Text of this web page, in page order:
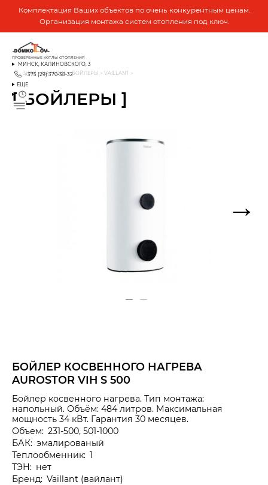
Комплектация Ваших объектов по очень конкурентным ценам.
Организация монтажа систем отопления под ключ.
ПРОВЕРЕННЫЕ КОТЛЫ ОТОПЛЕНИЯ
МИНСК, КАЛИНОВСКОГО, 3
+375 (29) 370-38-32
ЕЩЕ
ГЛАВНАЯ >КАТАЛОГ >БОЙЛЕРЫ > VAILLANT >
[ БОЙЛЕРЫ ]
→
БОЙЛЕР КОСВЕННОГО НАГРЕВА
AUROSTOR VIH S 500
Бойлер косвенного нагрева. Тип монтажа:
напольный. Объём: 484 литров. Максимальная
мощность 34 кВт. Гарантия 30 месяцев.
Объем: 231-500, 501-1000
БАК: эмалированый
Теплообменник: 1
ТЭН: нет
Бренд: Vaillant (вайлант)